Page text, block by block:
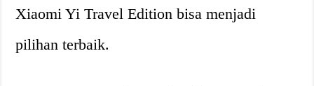
Xiaomi Yi Travel Edition bisa menjadi
pilihan terbaik.